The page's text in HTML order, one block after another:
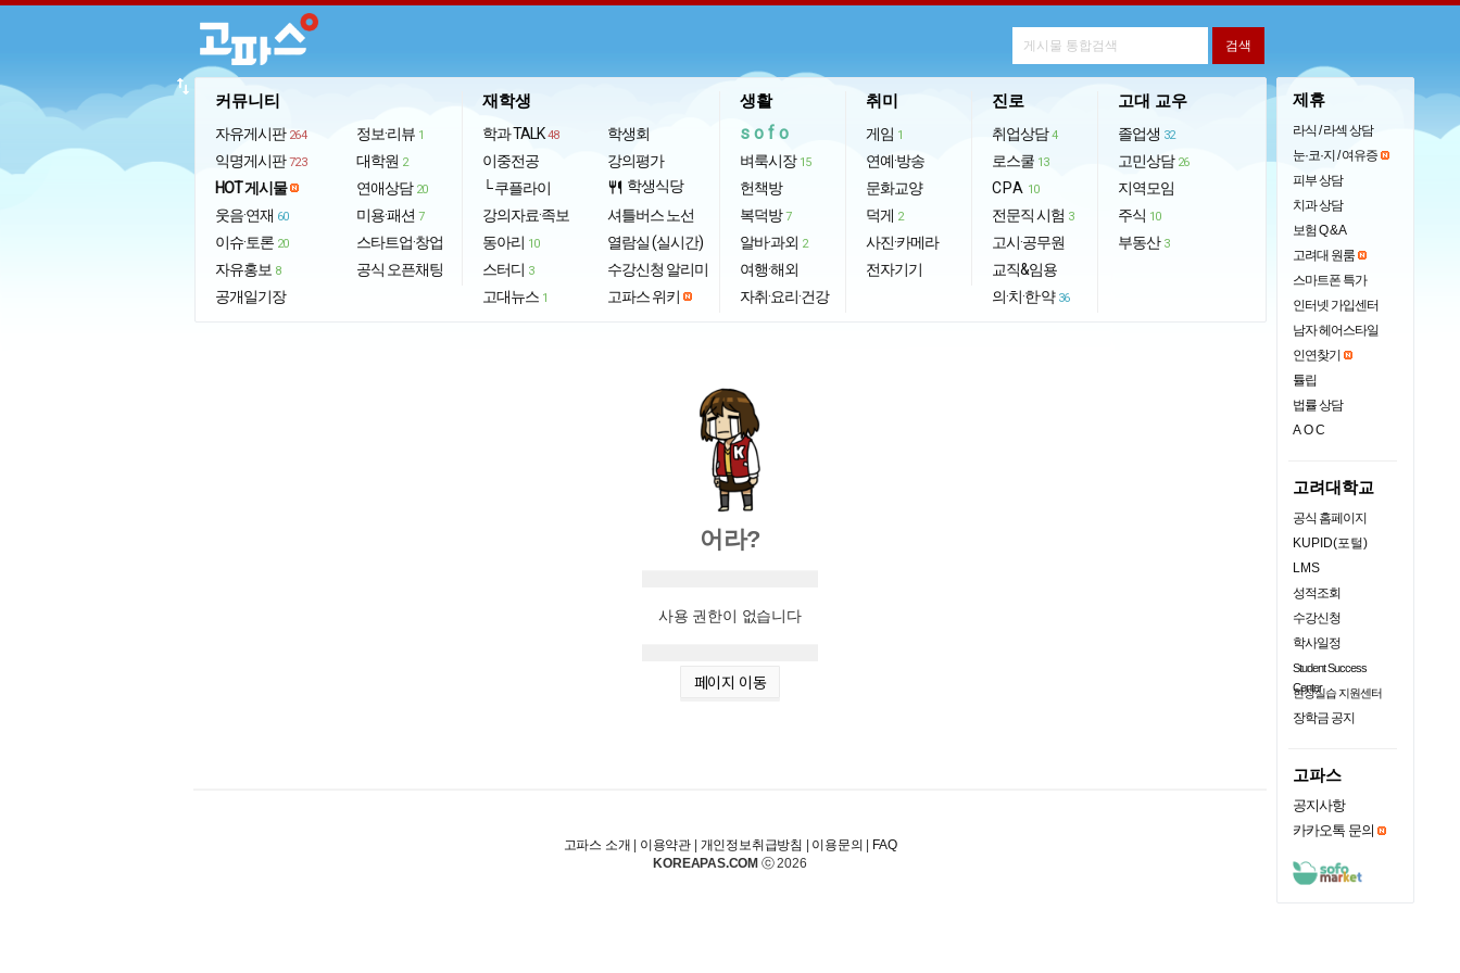
커뮤니티
자유게시판 264
익명게시판 723
HOT 게시물
웃음·연재 60
이슈·토론 20
자유홍보 8
공개일기장
정보·리뷰 1
대학원 2
연애상담 20
미용·패션 7
스타트업·창업
공식 오픈채팅
재학생
학과 TALK 48
이중전공
└ 쿠플라이
강의자료·족보
동아리 10
스터디 3
고대뉴스 1
학생회
강의평가
restaurant 학생식당
셔틀버스 노선
열람실 (실시간)
수강신청 알리미
고파스 위키
생활
sofo
벼룩시장 15
헌책방
복덕방 7
알바·과외 2
여행·해외
자취·요리·건강
취미
게임 1
연예·방송
문화교양
덕게 2
사진·카메라
전자기기
진로
취업상담 4
로스쿨 13
CPA 10
전문직 시험 3
고시·공무원
교직&임용
의·치·한·약 36
고대 교우
졸업생 32
고민상담 26
지역모임
주식 10
부동산 3
import_export
어라?
사용 권한이 없습니다
페이지 이동
제휴
라식 / 라섹 상담
눈·코·지 / 여유증
피부 상담
치과 상담
보험 Q & A
고려대 원룸
스마트폰 특가
인터넷 가입센터
남자 헤어스타일
인연찾기
튤립
법률 상담
AOC
고려대학교
공식 홈페이지
KUPID(포털)
LMS
성적조회
수강신청
학사일정
Student Success
Center
현장실습 지원센터
장학금 공지
고파스
공지사항
카카오톡 문의
고파스 소개 이용약관 개인정보취급방침 이용문의
FAQ
KOREAPAS.COM ⓒ 2026